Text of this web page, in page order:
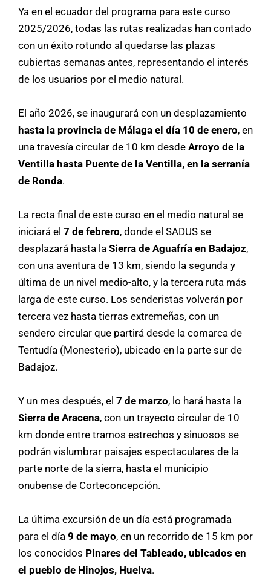
Ya en el ecuador del programa para este curso
2025/2026, todas las rutas realizadas han contado
con un éxito rotundo al quedarse las plazas
cubiertas semanas antes, representando el interés
de los usuarios por el medio natural.
El año 2026, se inaugurará con un desplazamiento
hasta la provincia de Málaga el día 10 de enero, en
una travesía circular de 10 km desde Arroyo de la
Ventilla hasta Puente de la Ventilla, en la serranía
de Ronda.
La recta final de este curso en el medio natural se
iniciará el 7 de febrero, donde el SADUS se
desplazará hasta la Sierra de Aguafría en Badajoz,
con una aventura de 13 km, siendo la segunda y
última de un nivel medio-alto, y la tercera ruta más
larga de este curso. Los senderistas volverán por
tercera vez hasta tierras extremeñas, con un
sendero circular que partirá desde la comarca de
Tentudía (Monesterio), ubicado en la parte sur de
Badajoz.
Y un mes después, el 7 de marzo, lo hará hasta la
Sierra de Aracena, con un trayecto circular de 10
km donde entre tramos estrechos y sinuosos se
podrán vislumbrar paisajes espectaculares de la
parte norte de la sierra, hasta el municipio
onubense de Corteconcepción.
La última excursión de un día está programada
para el día 9 de mayo, en un recorrido de 15 km por
los conocidos Pinares del Tableado, ubicados en
el pueblo de Hinojos, Huelva.